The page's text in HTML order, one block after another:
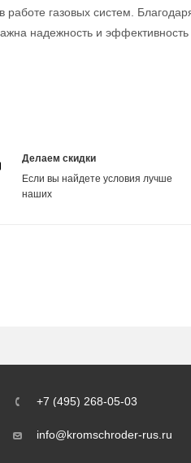
работе газовых систем.
надежность и эффективность
Делаем скидки
Если вы найдете условия лучше
наших
+7 (495) 268-05-03
info@kromschroder-rus.ru